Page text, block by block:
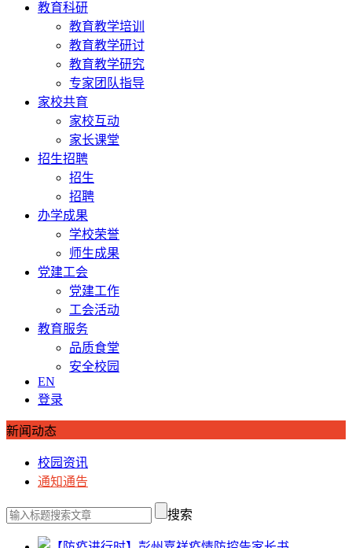
教育科研
教育教学培训
教育教学研讨
教育教学研究
专家团队指导
家校共育
家校互动
家长课堂
招生招聘
招生
招聘
办学成果
学校荣誉
师生成果
党建工会
党建工作
工会活动
教育服务
品质食堂
安全校园
EN
登录
新闻动态
校园资讯
通知通告
搜索